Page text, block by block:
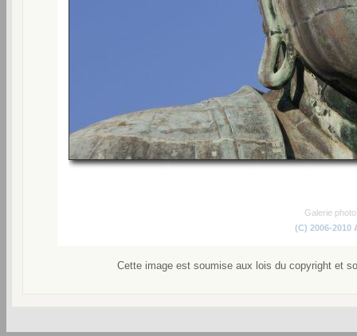
Galerie
(C) 2006-2010
Cette image est soumise aux lois du copyright et